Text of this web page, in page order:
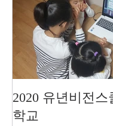
2020 유년비전스
학교